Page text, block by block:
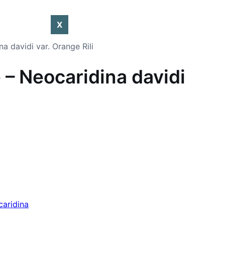
X
davidi var. Orange Rili
Neocaridina davidi